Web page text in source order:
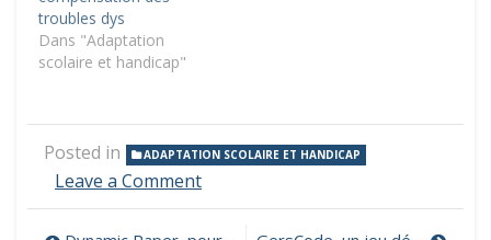
troubles dys
Dans "Adaptation
scolaire et handicap"
Posted in ADAPTATION SCOLAIRE ET HANDICAP
Leave a Commenton
Logatomix,